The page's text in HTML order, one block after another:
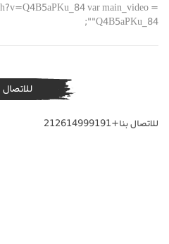
var main_video =
"Q4B5aPKu_84";
للاتصال
للاتصال بنا+212614999191